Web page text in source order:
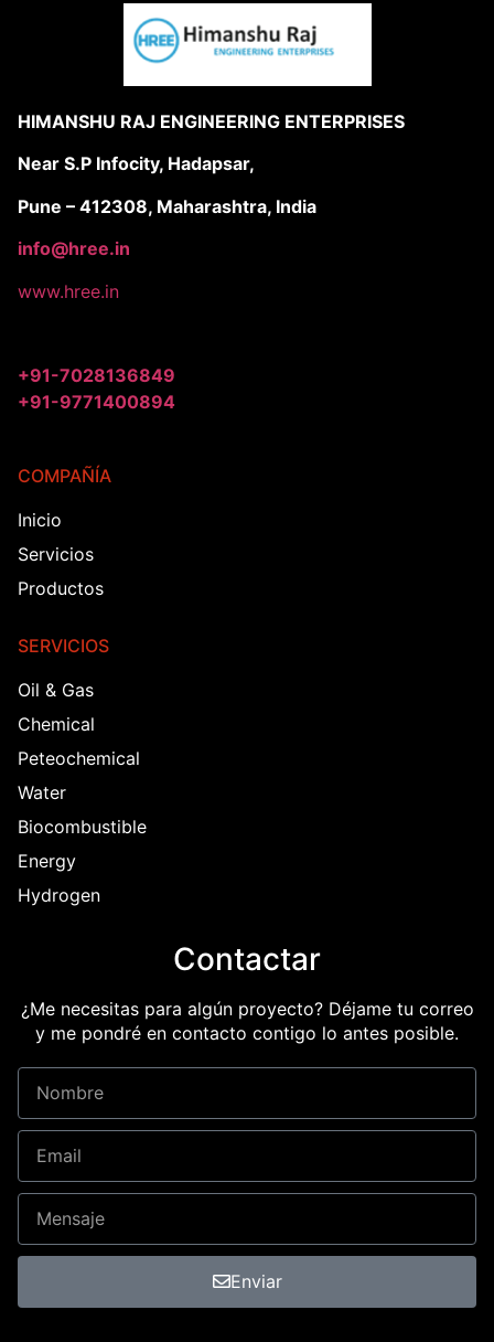
HIMANSHU RAJ ENGINEERING ENTERPRISES
Near S.P Infocity, Hadapsar,
Pune – 412308, Maharashtra, India
info@hree.in
www.hree.in
+91-7028136849
+91-9771400894
COMPAÑÍA
Inicio
Servicios
Productos
SERVICIOS
Oil & Gas
Chemical
Peteochemical
Water
Biocombustible
Energy
Hydrogen
Contactar
¿Me necesitas para algún proyecto? Déjame tu correo
y me pondré en contacto contigo lo antes posible.
Enviar